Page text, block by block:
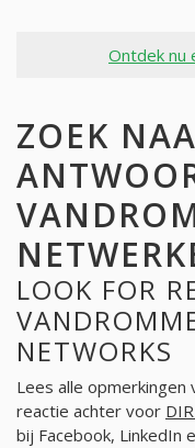
Ontdek nu
ZOEK
LOOK FOR
NETWORKS
Lees alle opmerkingen
reactie achter voor
bij Facebook, LinkedIn